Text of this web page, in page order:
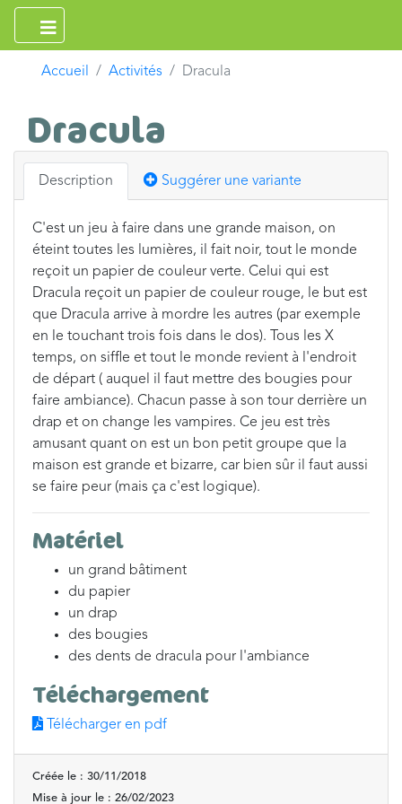
Accueil Activités Dracula
Dracula
Description Suggérer une variante
C'est un jeu à faire dans une grande maison, on
éteint toutes les lumières, il fait noir, tout le monde
reçoit un papier de couleur verte. Celui qui est
Dracula reçoit un papier de couleur rouge, le but est
que Dracula arrive à mordre les autres (par exemple
en le touchant trois fois dans le dos). Tous les X
temps, on siffle et tout le monde revient à l'endroit
de départ ( auquel il faut mettre des bougies pour
faire ambiance). Chacun passe à son tour derrière un
drap et on change les vampires. Ce jeu est très
amusant quant on est un bon petit groupe que la
maison est grande et bizarre, car bien sûr il faut aussi
se faire peur (mais ça c'est logique).
Matériel
un grand bâtiment
du papier
un drap
des bougies
des dents de dracula pour l'ambiance
Téléchargement
Télécharger en pdf
Créée le : 30/11/2018
Mise à jour le : 26/02/2023